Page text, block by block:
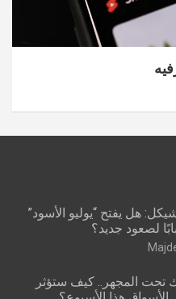
هل يفتح “يوليو الأسود”
لصعود جديد؟
تحت المجهر.. كيف ستؤثر